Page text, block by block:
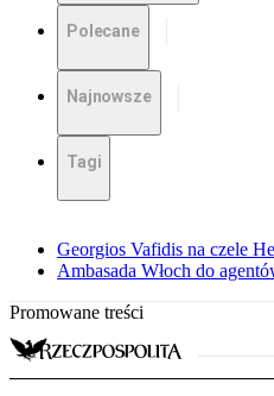
Polecane
Najnowsze
Tagi
Georgios Vafidis na czele
Ambasada Włoch do
Promowane treści